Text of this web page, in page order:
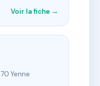
Voir la fiche →
Yenne